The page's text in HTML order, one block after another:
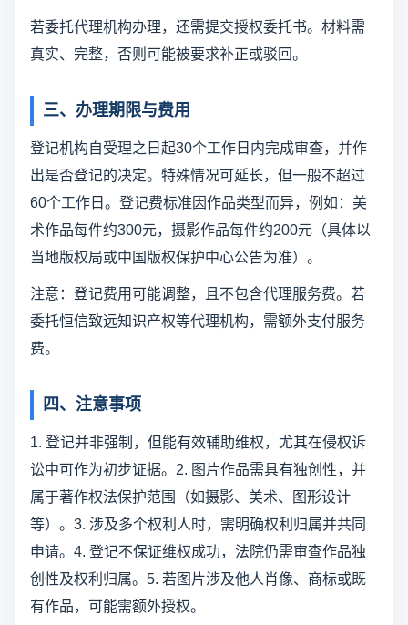
若委托代理机构办理，还需提交授权委托书。材料需
真实、完整，否则可能被要求补正或驳回。
三、办理期限与费用
登记机构自受理之日起30个工作日内完成审查，并作
出是否登记的决定。特殊情况可延长，但一般不超过
60个工作日。登记费标准因作品类型而异，例如：美
术作品每件约300元，摄影作品每件约200元（具体以
当地版权局或中国版权保护中心公告为准）。
注意：登记费用可能调整，且不包含代理服务费。若
委托恒信致远知识产权等代理机构，需额外支付服务
费。
四、注意事项
1. 登记并非强制，但能有效辅助维权，尤其在侵权诉
讼中可作为初步证据。2. 图片作品需具有独创性，并
属于著作权法保护范围（如摄影、美术、图形设计
等）。3. 涉及多个权利人时，需明确权利归属并共同
申请。4. 登记不保证维权成功，法院仍需审查作品独
创性及权利归属。5. 若图片涉及他人肖像、商标或既
有作品，可能需额外授权。